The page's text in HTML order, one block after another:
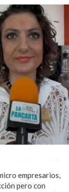
empresarios,
pero con